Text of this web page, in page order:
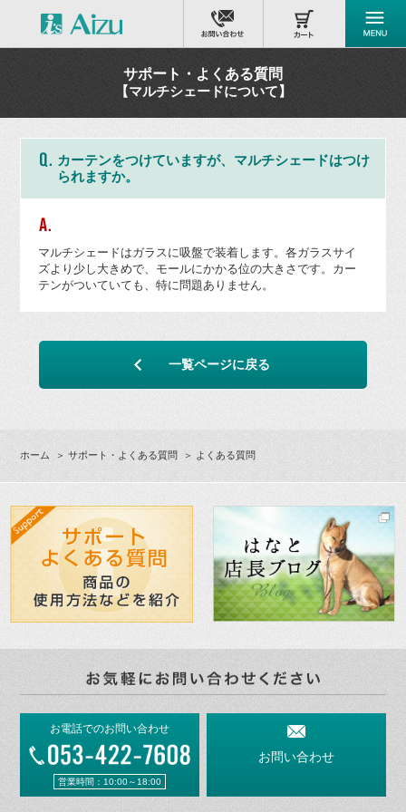
サポート・よくある質問
【マルチシェードについて】
カーテンをつけていますが、マルチシェードはつけ
られますか。
マルチシェードはガラスに吸盤で装着します。各ガラスサイ
ズより少し大きめで、モールにかかる位の大きさです。カー
テンがついていても、特に問題ありません。
一覧ページに戻る
ホーム ＞サポート・よくある質問 ＞ よくある質問
お電話でのお問い合わせ
営業時間：10:00～18:00
お問い合わせ